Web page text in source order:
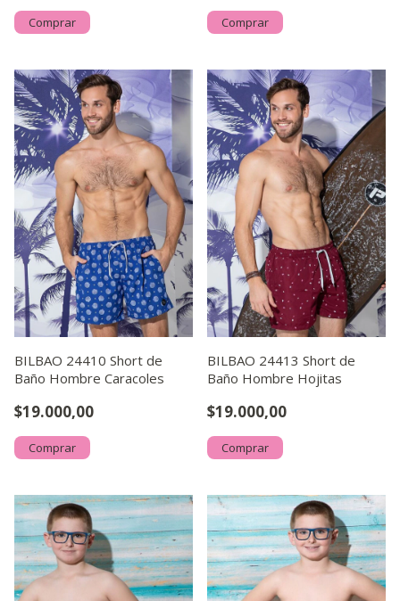
Comprar Comprar
BILBAO 24410 Short de
Baño Hombre Caracoles
$19.000,00
Comprar
BILBAO 24413 Short de
Baño Hombre Hojitas
$19.000,00
Comprar